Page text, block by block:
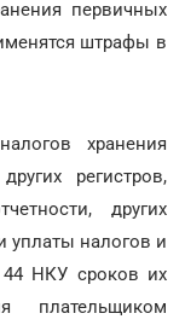
первичных
штрафы в
хранения
регистров,
других
уплаты налогов и
44 НКУ сроков их
плательщиком